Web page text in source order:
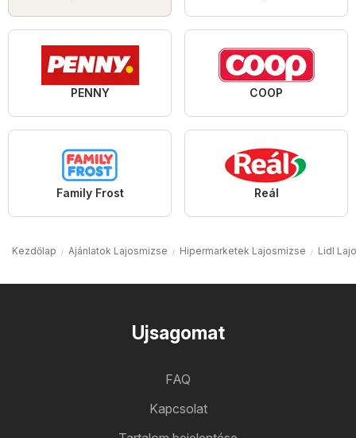
PENNY COOP
Family Frost Reál
Kezdőlap Ajánlatok Lajosmizse Hipermarketek Lajosmizse Lidl
Ujsagomat
FAQ
Kapcsolat